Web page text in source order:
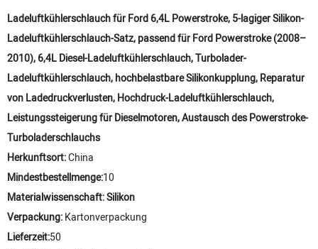
Ladeluftkühlerschlauch für Ford 6,4L Powerstroke, 5-lagiger Silikon-
Ladeluftkühlerschlauch-Satz, passend für Ford Powerstroke (2008–
2010), 6,4L Diesel-Ladeluftkühlerschlauch, Turbolader-
Ladeluftkühlerschlauch, hochbelastbare Silikonkupplung, Reparatur
von Ladedruckverlusten, Hochdruck-Ladeluftkühlerschlauch,
Leistungssteigerung für Dieselmotoren, Austausch des Powerstroke-
Turboladerschlauchs
Herkunftsort:China
Mindestbestellmenge:10
Materialwissenschaft: Silikon
Verpackung:Kartonverpackung
Lieferzeit:50